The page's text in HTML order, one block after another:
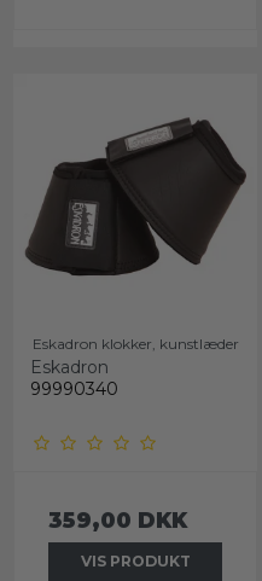
Eskadron klokker, kunstlæder
Eskadron
99990340
359,00 DKK
VIS PRODUKT